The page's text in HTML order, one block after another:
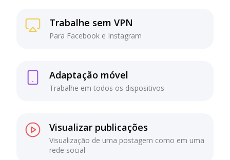
Trabalhe sem VPN
Para Facebook e Instagram
Adaptação móvel
Trabalhe em todos os dispositivos
Visualizar publicações
Visualização de uma postagem como em uma
rede social